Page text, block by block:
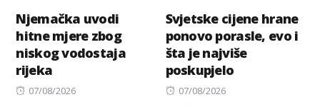
Njemačka uvodi
hitne mjere zbog
niskog vodostaja
rijeka
Posted
07/08/2026
Svjetske cijene hrane
ponovo porasle, evo i
šta je najviše
poskupjelo
Posted
07/08/2026